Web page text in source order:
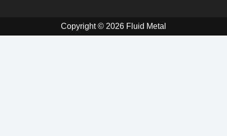
Copyright © 2026 Fluid Metal